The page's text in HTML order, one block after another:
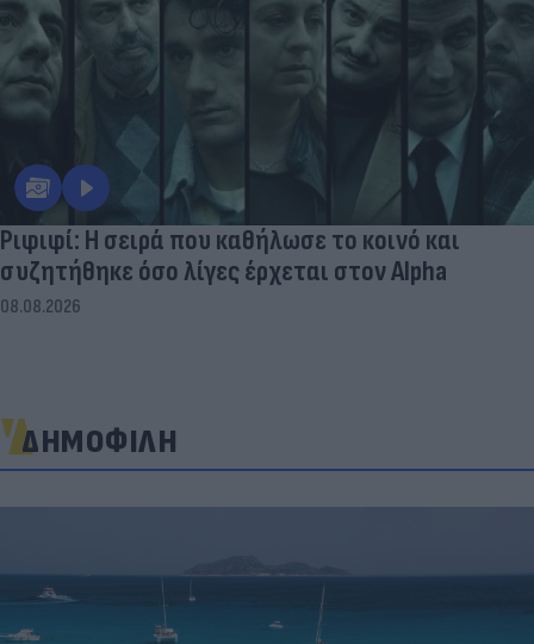
Ριφιφί: Η σειρά που καθήλωσε το κοινό και
συζητήθηκε όσο λίγες έρχεται στον Alpha
08.08.2026
ΔΗΜΟΦΙΛΗ